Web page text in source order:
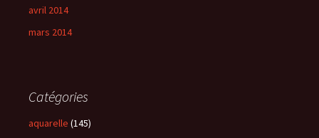
avril 2014
mars 2014
Catégories
aquarelle (145)